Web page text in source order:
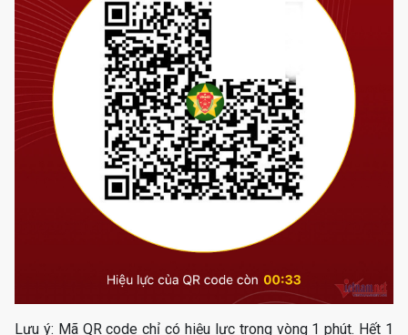
Lưu ý: Mã QR code chỉ có hiệu lực trong vòng 1 phút. Hết 1